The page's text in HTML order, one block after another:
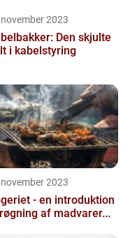
2023
Den skjulte
i kabelstyring
2023
- en introduktion
af madvarer...